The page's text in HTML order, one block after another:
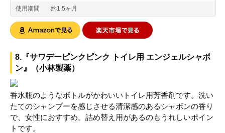
使用期間 約1.5ヶ月
8.『サワデーピンクピンク トイレ用 エンジェルシャボ
ン』（小林製薬）
香水瓶のようなボトルがかわいいトイレ用芳香剤です。洗い
たてのシャンプーを感じさせる清潔感のあるシャボンの香り
で、女性におすすめ。詰め替え用があるのもうれしいポイン
トです。